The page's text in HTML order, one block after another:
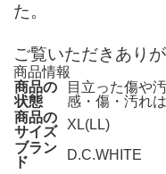
た。
ご覧いただきあり
商品情報
商品の
状態
目立った傷や
感・傷・汚れ
商品の
サイズ
XL(LL)
ブラン
ド
D.C.WHITE